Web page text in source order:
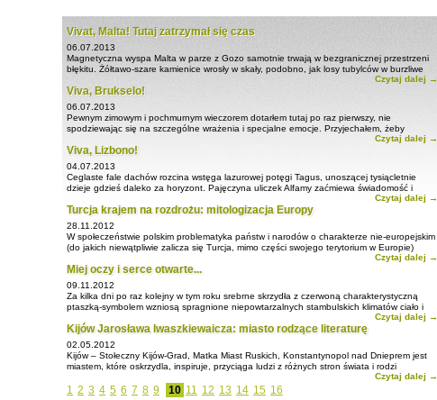
Vivat, Malta! Tutaj zatrzymał się czas
06.07.2013
Magnetyczna wyspa Malta w parze z Gozo samotnie trwają w bezgranicznej przestrzeni
błękitu. Żółtawo-szare kamienice wrosły w skały, podobno, jak losy tubylców w burzliwe
Czytaj dalej →
Viva, Brukselo!
06.07.2013
Pewnym zimowym i pochmurnym wieczorem dotarłem tutaj po raz pierwszy, nie
spodziewając się na szczególne wrażenia i specjalne emocje. Przyjechałem, żeby
Czytaj dalej →
Viva, Lizbono!
04.07.2013
Ceglaste fale dachów rozcina wstęga lazurowej potęgi Tagus, unoszącej tysiącletnie
dzieje gdzieś daleko za horyzont. Pajęczyna uliczek Alfamy zaćmiewa świadomość i
Czytaj dalej →
Turcja krajem na rozdrożu: mitologizacja Europy
28.11.2012
W społeczeństwie polskim problematyka państw i narodów o charakterze nie-europejskim
(do jakich niewątpliwie zalicza się Turcja, mimo części swojego terytorium w Europie)
Czytaj dalej →
Miej oczy i serce otwarte...
09.11.2012
Za kilka dni po raz kolejny w tym roku srebrne skrzydła z czerwoną charakterystyczną
ptaszką-symbolem wzniosą spragnione niepowtarzalnych stambulskich klimatów ciało i
Czytaj dalej →
Kijów Jarosława Iwaszkiewaicza: miasto rodzące literaturę
02.05.2012
Kijów – Stołeczny Kijów-Grad, Matka Miast Ruskich, Konstantynopol nad Dnieprem jest
miastem, które oskrzydla, inspiruje, przyciąga ludzi z różnych stron świata i rodzi
Czytaj dalej →
1 2 3 4 5 6 7 8 9 10 11 12 13 14 15 16